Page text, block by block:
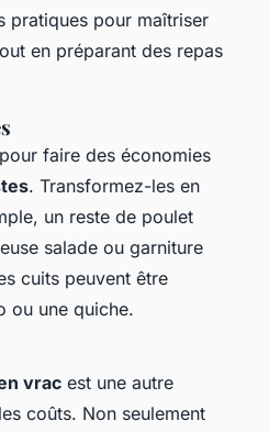
pratiques pour maîtriser
en préparant des repas
faire des économies
. Transformez-les en
un reste de poulet
salade ou garniture
cuits peuvent être
ou une quiche.
vrac est une autre
coûts. Non seulement